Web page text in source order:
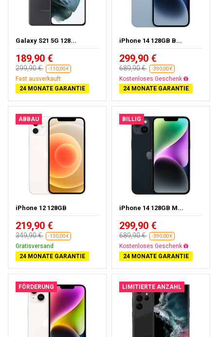
Galaxy S21 5G 128...
189,90 €
299,90 € -110,00 €
Fast ausverkauft
24 MONATE GARANTIE
iPhone 14 128GB B...
299,90 €
689,90 € -390,00 €
Kostenloses Geschenk
24 MONATE GARANTIE
ABBAU
iPhone 12 128GB
219,90 €
349,90 € -130,00 €
Gratisversand
24 MONATE GARANTIE
BILLIG
iPhone 14 128GB M...
299,90 €
689,90 € -390,00 €
Kostenloses Geschenk
24 MONATE GARANTIE
FÖRDERUNG LIMITIERTE ANZAHL